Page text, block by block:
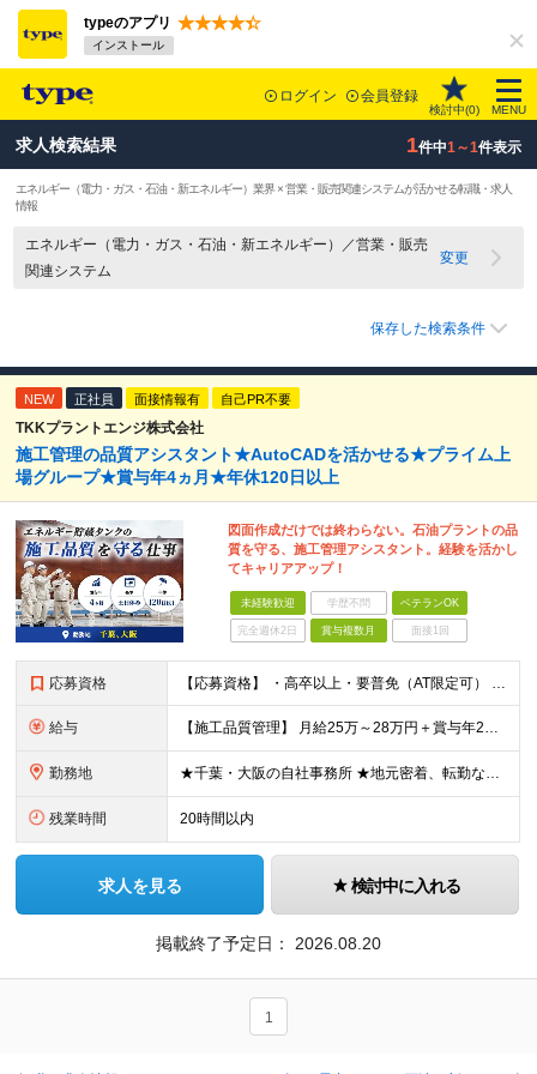
typeのアプリ
インストール
ログイン 会員登録
検討中(0) MENU
求人検索結果 1件中1～1件表示
エネルギー（電力・ガス・石油・新エネルギー）業界 × 営業・販売関連システムが活かせる転職・求人
情報
エネルギー（電力・ガス・石油・新エネルギー）／営業・販売
関連システム
変更
保存した検索条件
NEW 正社員 面接情報有 自己PR不要
TKKプラントエンジ株式会社
施工管理の品質アシスタント★AutoCADを活かせる★プライム上
場グループ★賞与年4ヵ月★年休120日以上
図面作成だけでは終わらない。石油プラントの品
質を守る、施工管理アシスタント。経験を活かし
てキャリアアップ！
未経験歓迎 学歴不問 ベテランOK
完全週休2日 賞与複数月 面接1回
応募資格 【応募資格】 ・高卒以上・要普免（AT限定可） ・AutoCADの経験者 →自社で図面を一部変更する場合があるため。設計分野は不問です。 ・施工図面が読めること 【歓迎する経験】 ◎AutoCADの
給与 【施工品質管理】 月給25万～28万円＋賞与年2回（原則固定支給額4ヵ月分）＋諸手当（残業手当全額など） ※経験・能力・前職給与を考慮して優遇します。 ※残業代は別途全額支給します。 ※試用期間は6
勤務地 ★千葉・大阪の自社事務所 ★地元密着、転勤なし！ ★Ｕ・Iターン歓迎！（面接交通費支給） 【具体的な勤務地】 ※当社堺事務所（大阪）もしくは五井事務所（千葉） ◆堺事務所 （住所） 大阪府堺市堺区
残業時間 20時間以内
求人を見る 検討中に入れる
掲載終了予定日： 2026.08.20
1